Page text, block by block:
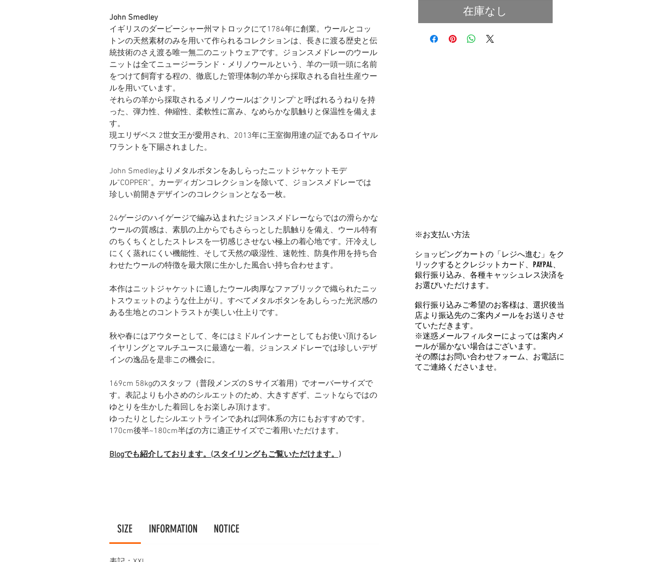
John Smedley
イギリスのダービーシャー州マトロックにて1784年に創業。ウールとコッ
トンの天然素材のみを用いて作られるコレクションは、長きに渡る歴史と伝
統技術のさえ渡る唯一無二のニットウェアです。ジョンスメドレーのウール
ニットは全てニュージーランド・メリノウールという、羊の一頭一頭に名前
をつけて飼育する程の、徹底した管理体制の羊から採取される自社生産ウー
ルを用いています。
それらの羊から採取されるメリノウールは”クリンプ”と呼ばれるうねりを持
った、弾力性、伸縮性、柔軟性に富み、なめらかな肌触りと保温性を備えま
す。
現エリザベス 2世女王が愛用され、2013年に王室御用達の証であるロイヤル
ワラントを下賜されました。
John Smedleyよりメタルボタンをあしらったニットジャケットモデ
ル”COPPER”。カーディガンコレクションを除いて、ジョンスメドレーでは
珍しい前開きデザインのコレクションとなる一枚。
24ゲージのハイゲージで編み込まれたジョンスメドレーならではの滑らかな
ウールの質感は、素肌の上からでもさらっとした肌触りを備え、ウール特有
のちくちくとしたストレスを一切感じさせない極上の着心地です。汗冷えし
にくく蒸れにくい機能性、そして天然の吸湿性、速乾性、防臭作用を持ち合
わせたウールの特徴を最大限に生かした風合い持ち合わせます。
本作はニットジャケットに適したウール肉厚なファブリックで織られたニッ
トスウェットのような仕上がり。すべてメタルボタンをあしらった光沢感の
ある生地とのコントラストが美しい仕上りです。
秋や春にはアウターとして、冬にはミドルインナーとしてもお使い頂けるレ
イヤリングとマルチユースに最適な一着。ジョンスメドレーでは珍しいデザ
インの逸品を是非この機会に。
169cm 58kgのスタッフ（普段メンズのＳサイズ着用）でオーバーサイズで
す。表記よりも小さめのシルエットのため、大きすぎず、ニットならではの
ゆとりを生かした着回しをお楽しみ頂けます。
ゆったりとしたシルエットラインであれば同体系の方にもおすすめです。
170cm後半~180cm半ばの方に適正サイズでご着用いただけます。
Blogでも紹介しております。(スタイリングもご覧いただけます。)
SIZE INFORMATION NOTICE
在庫なし
※お支払い方法
ショッピングカートの「レジへ進む」をク
リックするとクレジットカード、PAYPAL、
銀行振り込み、各種キャッシュレス決済を
お選びいただけます。
銀行振り込みご希望のお客様は、選択後当
店より振込先のご案内メールをお送りさせ
ていただきます。
※迷惑メールフィルターによっては案内メ
ールが届かない場合はございます。
その際はお問い合わせフォーム、お電話に
てご連絡くださいませ。